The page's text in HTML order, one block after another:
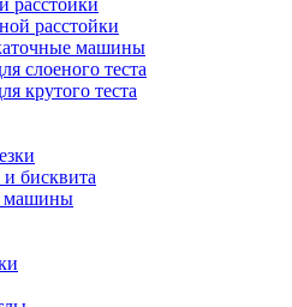
расстойки
расстойки
машины
слоеного теста
крутого теста
бисквита
машины